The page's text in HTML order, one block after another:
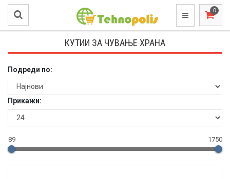
КУТИИ ЗА ЧУВАЊЕ ХРАНА
Подреди по:
Прикажи:
89 1750